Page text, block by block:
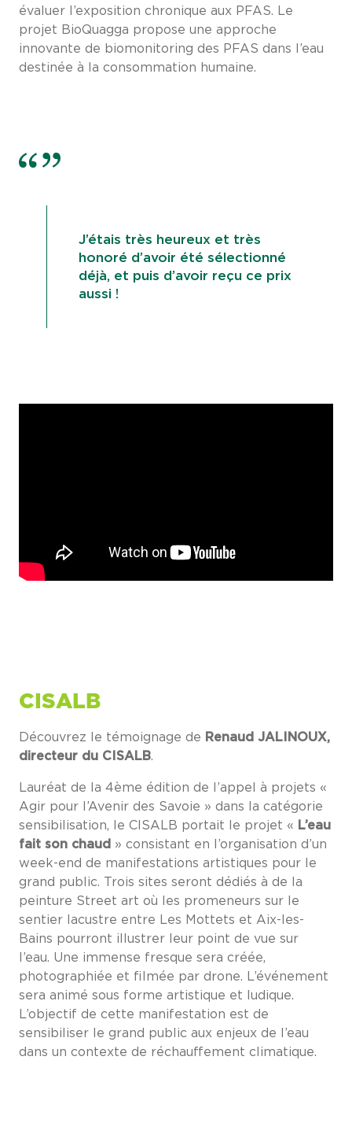
évaluer l’exposition chronique aux PFAS. Le
projet BioQuagga propose une approche
innovante de biomonitoring des PFAS dans l’eau
destinée à la consommation humaine.
J’étais très heureux et très
honoré d’avoir été sélectionné
déjà, et puis d’avoir reçu ce prix
aussi !
CISALB
Découvrez le témoignage de Renaud JALINOUX,
directeur du CISALB.
Lauréat de la 4ème édition de l’appel à projets «
Agir pour l’Avenir des Savoie » dans la catégorie
sensibilisation, le CISALB portait le projet « L’eau
fait son chaud » consistant en l’organisation d’un
week-end de manifestations artistiques pour le
grand public. Trois sites seront dédiés à de la
peinture Street art où les promeneurs sur le
sentier lacustre entre Les Mottets et Aix-les-
Bains pourront illustrer leur point de vue sur
l’eau. Une immense fresque sera créée,
photographiée et filmée par drone. L’événement
sera animé sous forme artistique et ludique.
L’objectif de cette manifestation est de
sensibiliser le grand public aux enjeux de l’eau
dans un contexte de réchauffement climatique.